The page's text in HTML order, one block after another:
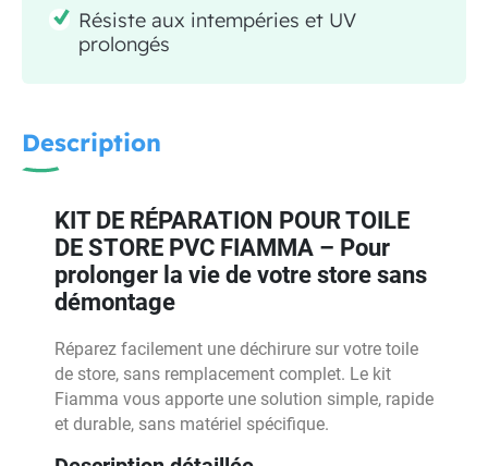
Résiste aux intempéries et UV
prolongés
Description
KIT DE RÉPARATION POUR TOILE
DE STORE PVC FIAMMA – Pour
prolonger la vie de votre store sans
démontage
Réparez facilement une déchirure sur votre toile
de store, sans remplacement complet. Le kit
Fiamma vous apporte une solution simple, rapide
et durable, sans matériel spécifique.